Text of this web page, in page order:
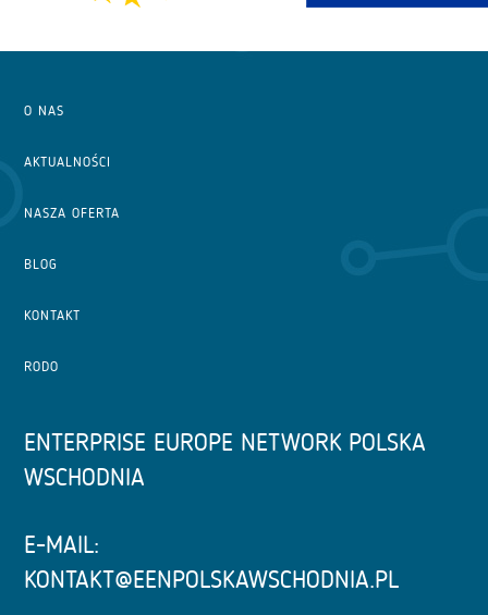
O NAS
AKTUALNOŚCI
NASZA OFERTA
BLOG
KONTAKT
RODO
ENTERPRISE EUROPE NETWORK POLSKA
WSCHODNIA
E-MAIL:
KONTAKT@EENPOLSKAWSCHODNIA.PL